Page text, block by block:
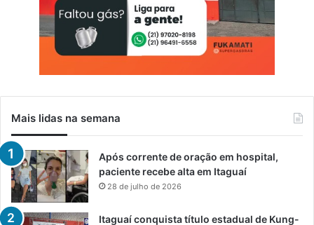
Mais lidas na semana
Após corrente de oração em hospital,
paciente recebe alta em Itaguaí
28 de julho de 2026
Itaguaí conquista título estadual de Kung-